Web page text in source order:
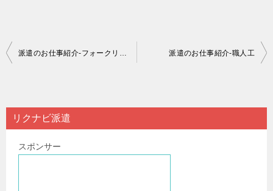
投
ビ
ゲ
派遣のお仕事紹介-フォークリフト 派遣のお仕事紹介-職人工
リクナビ派遣
スポンサー